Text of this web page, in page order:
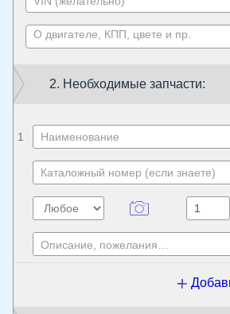
2. Необходимые запчасти:
1